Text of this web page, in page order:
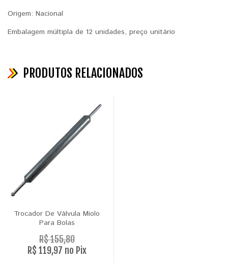
Origem: Nacional
Embalagem múltipla de 12 unidades, preço unitário
PRODUTOS RELACIONADOS
Trocador De Válvula Miolo
Para Bolas
R$ 155,80
R$ 119,97 no Pix